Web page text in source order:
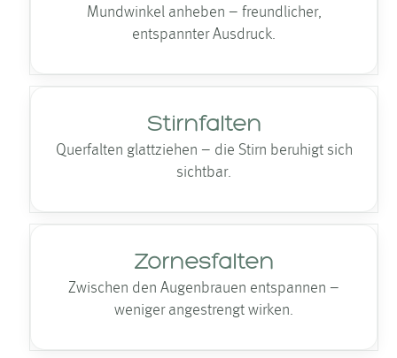
Mundwinkel anheben – freundlicher,
entspannter Ausdruck.
Stirnfalten
Querfalten glattziehen – die Stirn beruhigt sich
sichtbar.
Zornesfalten
Zwischen den Augenbrauen entspannen –
weniger angestrengt wirken.